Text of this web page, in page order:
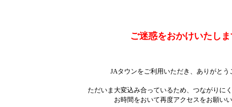
ご迷惑をおかけいたしま
JAタウンをご利用いただき、ありがとう
ただいま大変込み合っているため、つながりに
お時間をおいて再度アクセスをお願いい